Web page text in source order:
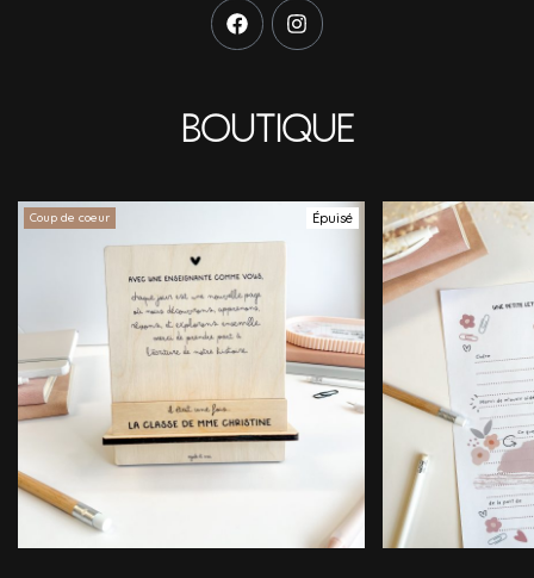
Boutique
Coup de coeur Épuisé